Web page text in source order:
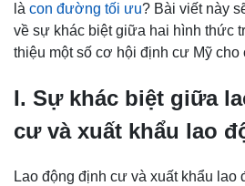
là con đường tối ưu? Bài viết này
về sự khác biệt giữa hai hình thức
thiệu một số cơ hội định cư Mỹ cho
I. Sự khác biệt giữa
cư và xuất khẩu lao
Lao động định cư và xuất khẩu lao